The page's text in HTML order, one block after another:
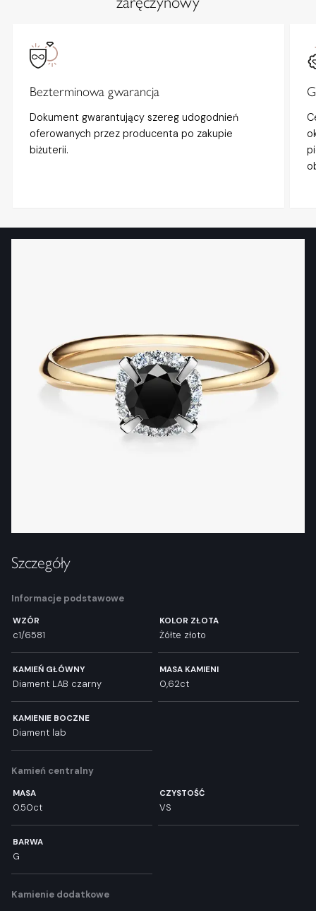
Bezterminowa gwarancja
Dokument gwarantujący szereg udogodnień
oferowanych przez producenta po zakupie
biżuterii.
Szczegóły
Informacje podstawowe
WZÓR
c1/6581
KOLOR ZŁOTA
Żółte złoto
KAMIEŃ GŁÓWNY
Diament LAB czarny
MASA KAMIENI
0,62ct
KAMIENIE BOCZNE
Diament lab
Kamień centralny
MASA
0.50ct
CZYSTOŚĆ
VS
BARWA
G
Kamienie dodatkowe